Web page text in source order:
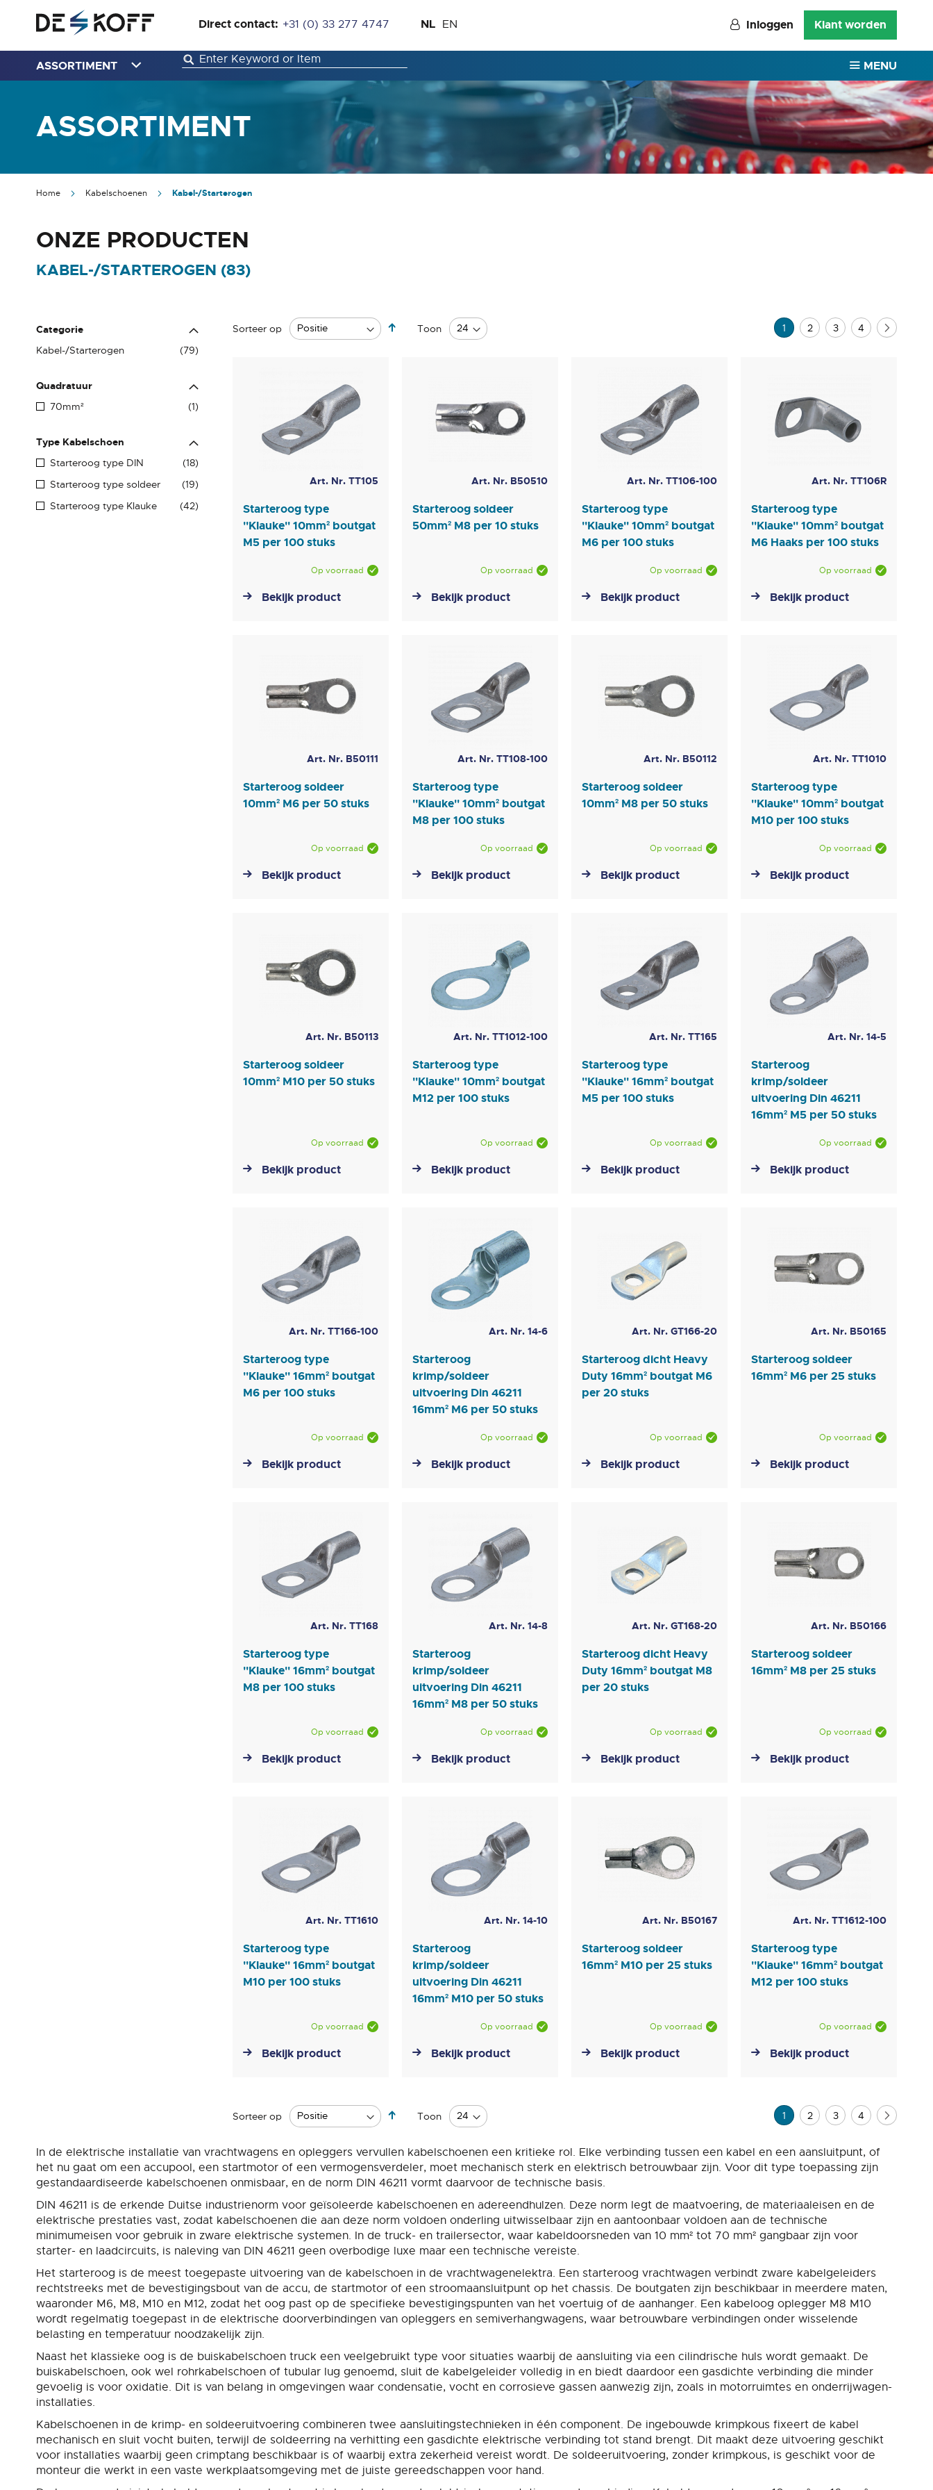
Direct contact: +31 (0) 33 277 4747
de
inhoud
Taal
NL EN Inloggen Klant worden
ASSORTIMENT MENU
ASSORTIMENT
Home Kabelschoenen Kabel-/Starterogen
ONZE PRODUCTEN
KABEL-/STARTEROGEN (83)
Sorteer op
VanToon Pagina
U lees momenteel pagina
1 Pagina
2 Pagina
3 Pagina
4 Pagina
Art. Nr. TT105
Starteroog type
''Klauke'' 10mm² boutgat
M5 per 100 stuks
Op voorraad
Bekijk product
Art. Nr. B50510
Starteroog soldeer
50mm² M8 per 10 stuks
Op voorraad
Bekijk product
Art. Nr. TT106-100
Starteroog type
''Klauke'' 10mm² boutgat
M6 per 100 stuks
Op voorraad
Bekijk product
Art. Nr. TT106R
Starteroog type
''Klauke'' 10mm² boutgat
M6 Haaks per 100 stuks
Op voorraad
Bekijk product
Art. Nr. B50111
Starteroog soldeer
10mm² M6 per 50 stuks
Op voorraad
Bekijk product
Art. Nr. TT108-100
Starteroog type
''Klauke'' 10mm² boutgat
M8 per 100 stuks
Op voorraad
Bekijk product
Art. Nr. B50112
Starteroog soldeer
10mm² M8 per 50 stuks
Op voorraad
Bekijk product
Art. Nr. TT1010
Starteroog type
''Klauke'' 10mm² boutgat
M10 per 100 stuks
Op voorraad
Bekijk product
Art. Nr. B50113
Starteroog soldeer
10mm² M10 per 50 stuks
Op voorraad
Bekijk product
Art. Nr. TT1012-100
Starteroog type
''Klauke'' 10mm² boutgat
M12 per 100 stuks
Op voorraad
Bekijk product
Art. Nr. TT165
Starteroog type
''Klauke'' 16mm² boutgat
M5 per 100 stuks
Op voorraad
Bekijk product
Art. Nr. 14-5
Starteroog
krimp/soldeer
uitvoering Din 46211
16mm² M5 per 50 stuks
Op voorraad
Bekijk product
Art. Nr. TT166-100
Starteroog type
''Klauke'' 16mm² boutgat
M6 per 100 stuks
Op voorraad
Bekijk product
Art. Nr. 14-6
Starteroog
krimp/soldeer
uitvoering Din 46211
16mm² M6 per 50 stuks
Op voorraad
Bekijk product
Art. Nr. GT166-20
Starteroog dicht Heavy
Duty 16mm² boutgat M6
per 20 stuks
Op voorraad
Bekijk product
Art. Nr. B50165
Starteroog soldeer
16mm² M6 per 25 stuks
Op voorraad
Bekijk product
Art. Nr. TT168
Starteroog type
''Klauke'' 16mm² boutgat
M8 per 100 stuks
Op voorraad
Bekijk product
Art. Nr. 14-8
Starteroog
krimp/soldeer
uitvoering Din 46211
16mm² M8 per 50 stuks
Op voorraad
Bekijk product
Art. Nr. GT168-20
Starteroog dicht Heavy
Duty 16mm² boutgat M8
per 20 stuks
Op voorraad
Bekijk product
Art. Nr. B50166
Starteroog soldeer
16mm² M8 per 25 stuks
Op voorraad
Bekijk product
Art. Nr. TT1610
Starteroog type
''Klauke'' 16mm² boutgat
M10 per 100 stuks
Op voorraad
Bekijk product
Art. Nr. 14-10
Starteroog
krimp/soldeer
uitvoering Din 46211
16mm² M10 per 50 stuks
Op voorraad
Bekijk product
Art. Nr. B50167
Starteroog soldeer
16mm² M10 per 25 stuks
Op voorraad
Bekijk product
Art. Nr. TT1612-100
Starteroog type
''Klauke'' 16mm² boutgat
M12 per 100 stuks
Op voorraad
Bekijk product
Sorteer op
Van
laag
sorteren
Toon Pagina
U lees momenteel pagina
1 Pagina
2 Pagina
3 Pagina
4 Pagina
Categorie
Kabel-/Starterogen
79
producten
Quadratuur
70mm²
1
product
Type Kabelschoen
Starteroog type DIN
18
producten
Starteroog type soldeer
19
producten
Starteroog type Klauke
42
producten
In de elektrische installatie van vrachtwagens en opleggers vervullen kabelschoenen een kritieke rol. Elke verbinding tussen een kabel en een aansluitpunt, of
het nu gaat om een accupool, een startmotor of een vermogensverdeler, moet mechanisch sterk en elektrisch betrouwbaar zijn. Voor dit type toepassing zijn
gestandaardiseerde kabelschoenen onmisbaar, en de norm DIN 46211 vormt daarvoor de technische basis.
DIN 46211 is de erkende Duitse industrienorm voor geïsoleerde kabelschoenen en adereendhulzen. Deze norm legt de maatvoering, de materiaaleisen en de
elektrische prestaties vast, zodat kabelschoenen die aan deze norm voldoen onderling uitwisselbaar zijn en aantoonbaar voldoen aan de technische
minimumeisen voor gebruik in zware elektrische systemen. In de truck- en trailersector, waar kabeldoorsneden van 10 mm² tot 70 mm² gangbaar zijn voor
starter- en laadcircuits, is naleving van DIN 46211 geen overbodige luxe maar een technische vereiste.
Het starteroog is de meest toegepaste uitvoering van de kabelschoen in de vrachtwagenelektra. Een starteroog vrachtwagen verbindt zware kabelgeleiders
rechtstreeks met de bevestigingsbout van de accu, de startmotor of een stroomaansluitpunt op het chassis. De boutgaten zijn beschikbaar in meerdere maten,
waaronder M6, M8, M10 en M12, zodat het oog past op de specifieke bevestigingspunten van het voertuig of de aanhanger. Een kabeloog oplegger M8 M10
wordt regelmatig toegepast in de elektrische doorverbindingen van opleggers en semiverhangwagens, waar betrouwbare verbindingen onder wisselende
belasting en temperatuur noodzakelijk zijn.
Naast het klassieke oog is de buiskabelschoen truck een veelgebruikt type voor situaties waarbij de aansluiting via een cilindrische huls wordt gemaakt. De
buiskabelschoen, ook wel rohrkabelschoen of tubular lug genoemd, sluit de kabelgeleider volledig in en biedt daardoor een gasdichte verbinding die minder
gevoelig is voor oxidatie. Dit is van belang in omgevingen waar condensatie, vocht en corrosieve gassen aanwezig zijn, zoals in motorruimtes en onderrijwagen-
installaties.
Kabelschoenen in de krimp- en soldeeruitvoering combineren twee aansluitingstechnieken in één component. De ingebouwde krimpkous fixeert de kabel
mechanisch en sluit vocht buiten, terwijl de soldeerring na verhitting een gasdichte elektrische verbinding tot stand brengt. Dit maakt deze uitvoering geschikt
voor installaties waarbij geen crimptang beschikbaar is of waarbij extra zekerheid vereist wordt. De soldeeruitvoering, zonder krimpkous, is geschikt voor de
monteur die werkt in een vaste werkplaatsomgeving met de juiste gereedschappen voor hand.